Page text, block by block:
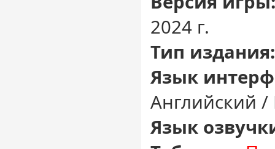
2024 г.
Тип издания:
Язык
Английский /
Язык